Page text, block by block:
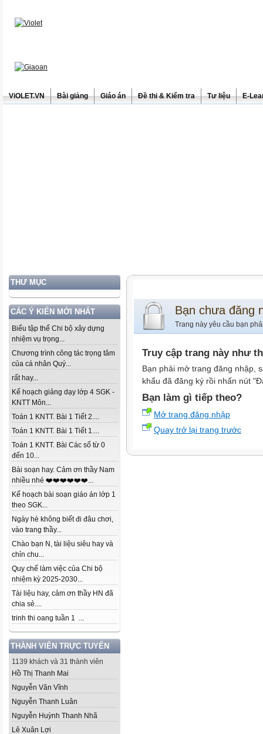
ViOLET.VN Bài giảng Giáo án Đề thi & Kiểm tra Tư liệu E-
THƯ MỤC
CÁC Ý KIẾN MỚI NHẤT
Biểu tập thể Chi bộ xây dựng
nhiệm vụ trọng...
Chương trình công tác trọng tâm
của cá nhân Quý...
rất hay...
Kế hoạch giảng dạy lớp 4 SGK -
KNTT Môn...
Toán 1 KNTT. Bài 1 Tiết 2....
Toán 1 KNTT. Bài 1 Tiết 1....
Toán 1 KNTT. Bài Các số từ 0
đến 10...
Bài soạn hay. Cảm ơn thầy Nam
nhiều nhé ❤️❤️❤️❤️❤️❤️...
Kế hoạch bài soạn giáo án lớp 1
theo SGK...
Ngày hè không biết đi đâu chơi,
vào trang thầy...
Chào bạn N, tài liệu siêu hay và
chỉn chu...
Quy chế làm việc của Chi bộ
nhiệm kỳ 2025-2030...
Tài liệu hay, cảm ơn thầy HN đã
chia sẻ....
trinh thi oang tuần 1 ...
THÀNH VIÊN TRỰC TUYẾN
1139 khách và 31 thành viên
Hồ Thị Thanh Mai
Nguyễn Văn Vĩnh
Nguyễn Thanh Luân
Nguyễn Huỳnh Thanh Nhã
Lê Xuân Lợi
Bạn chưa đăng
Trang này yêu cầu bạn
Truy cập trang này như
Bạn phải mở trang đăng nhập,
khẩu đã đăng ký rồi nhấn nút
Bạn làm gì tiếp theo?
Mở trang đăng nhập
Quay trở lại trang trước